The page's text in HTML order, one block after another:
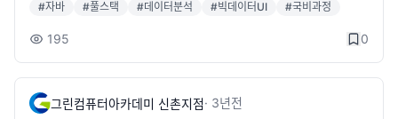
로젝트 취업과정 👩🏻🏫실무 경력 전문강사진 👨👩👦👦참여 대
상자 : 프로그램을 처음접하시는분 📕시중교재 무상제공 💶특별
111 🐥카카오톡 채널 : http://pf.kakao.com/_tVjTxj![img](htt
ps://hosoft-bucket001.s3.ap-northeast-2.amazonaws.co
#자바 #풀스택 #데이터분석 #빅데이터UI #국비과정
195 0
그린컴퓨터아카데미 신촌지점· 3년전